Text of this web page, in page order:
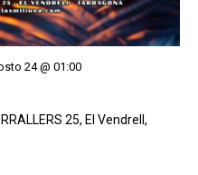
24 @ 01:00
25, El Vendrell,